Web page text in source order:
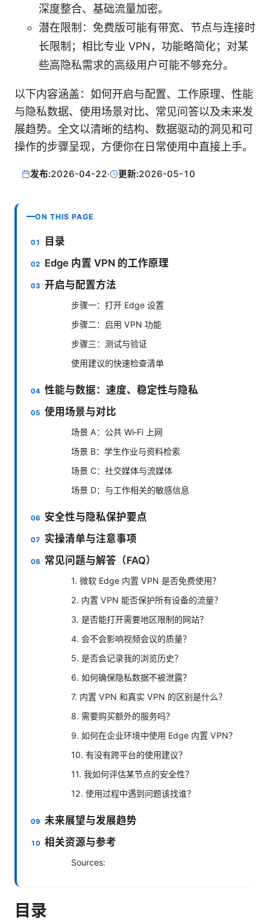
深度整合、基础流量加密。
潜在限制：免费版可能有带宽、节点与连接时
长限制；相比专业 VPN，功能略简化；对某
些高隐私需求的高级用户可能不够充分。
以下内容涵盖：如何开启与配置、工作原理、性能
与隐私数据、使用场景对比、常见问答以及未来发
展趋势。全文以清晰的结构、数据驱动的洞见和可
操作的步骤呈现，方便你在日常使用中直接上手。
发布:2026-04-22· 更新:2026-05-10
ON THIS PAGE
目录
Edge 内置 VPN 的工作原理
开启与配置方法
步骤一：打开 Edge 设置
步骤二：启用 VPN 功能
步骤三：测试与验证
使用建议的快速检查清单
性能与数据：速度、稳定性与隐私
使用场景与对比
场景 A：公共 Wi‑Fi 上网
场景 B：学生作业与资料检索
场景 C：社交媒体与流媒体
场景 D：与工作相关的敏感信息
安全性与隐私保护要点
实操清单与注意事项
常见问题与解答（FAQ）
1. 微软 Edge 内置 VPN 是否免费使用？
2. 内置 VPN 能否保护所有设备的流量？
3. 是否能打开需要地区限制的网站？
4. 会不会影响视频会议的质量？
5. 是否会记录我的浏览历史？
6. 如何确保隐私数据不被泄露？
7. 内置 VPN 和真实 VPN 的区别是什么？
8. 需要购买额外的服务吗？
9. 如何在企业环境中使用 Edge 内置 VPN？
10. 有没有跨平台的使用建议？
11. 我如何评估某节点的安全性？
12. 使用过程中遇到问题该找谁？
未来展望与发展趋势
相关资源与参考
Sources:
目录